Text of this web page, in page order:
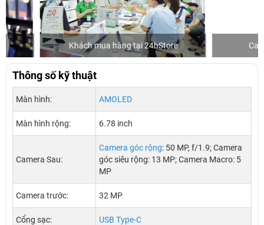
Khách mua hàng tại 24hStore Ca sĩ/Diễn
Thông số kỹ thuật
Màn hình: AMOLED
Màn hình rộng: 6.78 inch
Camera Sau:
Camera góc rộng: 50 MP, f/1.9; Camera
góc siêu rộng: 13 MP; Camera Macro: 5
MP
Camera trước: 32 MP
Cổng sạc: USB Type-C